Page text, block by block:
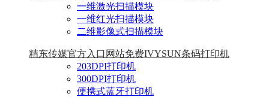
一维激光扫描模块
一维红光扫描模块
二维影像式扫描模块
精东传媒官方入口网站免费IVYSUN条码打印机
203DPI打印机
300DPI打印机
便携式蓝牙打印机